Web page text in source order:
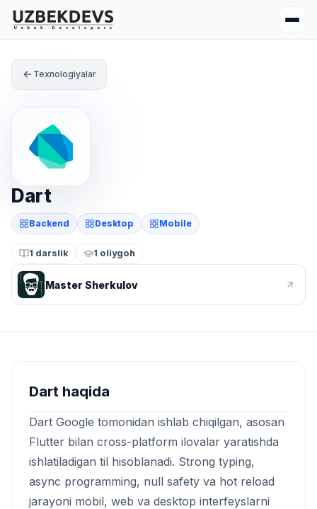
Texnologiyalar
Dart
Backend Desktop Mobile
1 darslik 1 oliygoh
Master Sherkulov
Dart haqida
Dart Google tomonidan ishlab chiqilgan, asosan
Flutter bilan cross-platform ilovalar yaratishda
ishlatiladigan til hisoblanadi. Strong typing,
async programming, null safety va hot reload
jarayoni mobil, web va desktop interfeyslarni